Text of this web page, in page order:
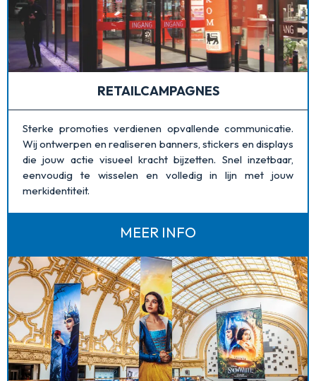
RETAILCAMPAGNES
Sterke promoties verdienen opvallende communicatie.
Wij ontwerpen en realiseren banners, stickers en displays
die jouw actie visueel kracht bijzetten. Snel inzetbaar,
eenvoudig te wisselen en volledig in lijn met jouw
merkidentiteit.
MEER INFO